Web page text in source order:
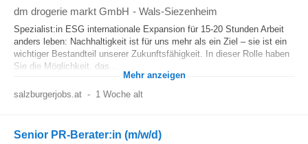
dm drogerie markt GmbH - Wals-Siezenheim
Spezialist:in ESG internationale Expansion für 15-20 Stunden Arbeit
anders leben: Nachhaltigkeit ist für uns mehr als ein Ziel – sie ist ein
wichtiger Bestandteil unserer Zukunftsfähigkeit. In dieser Rolle haben
Sie die Möglichkeit, das...
Mehr anzeigen
salzburgerjobs.at - 1 Woche alt
Senior PR-Berater:in (m/w/d)